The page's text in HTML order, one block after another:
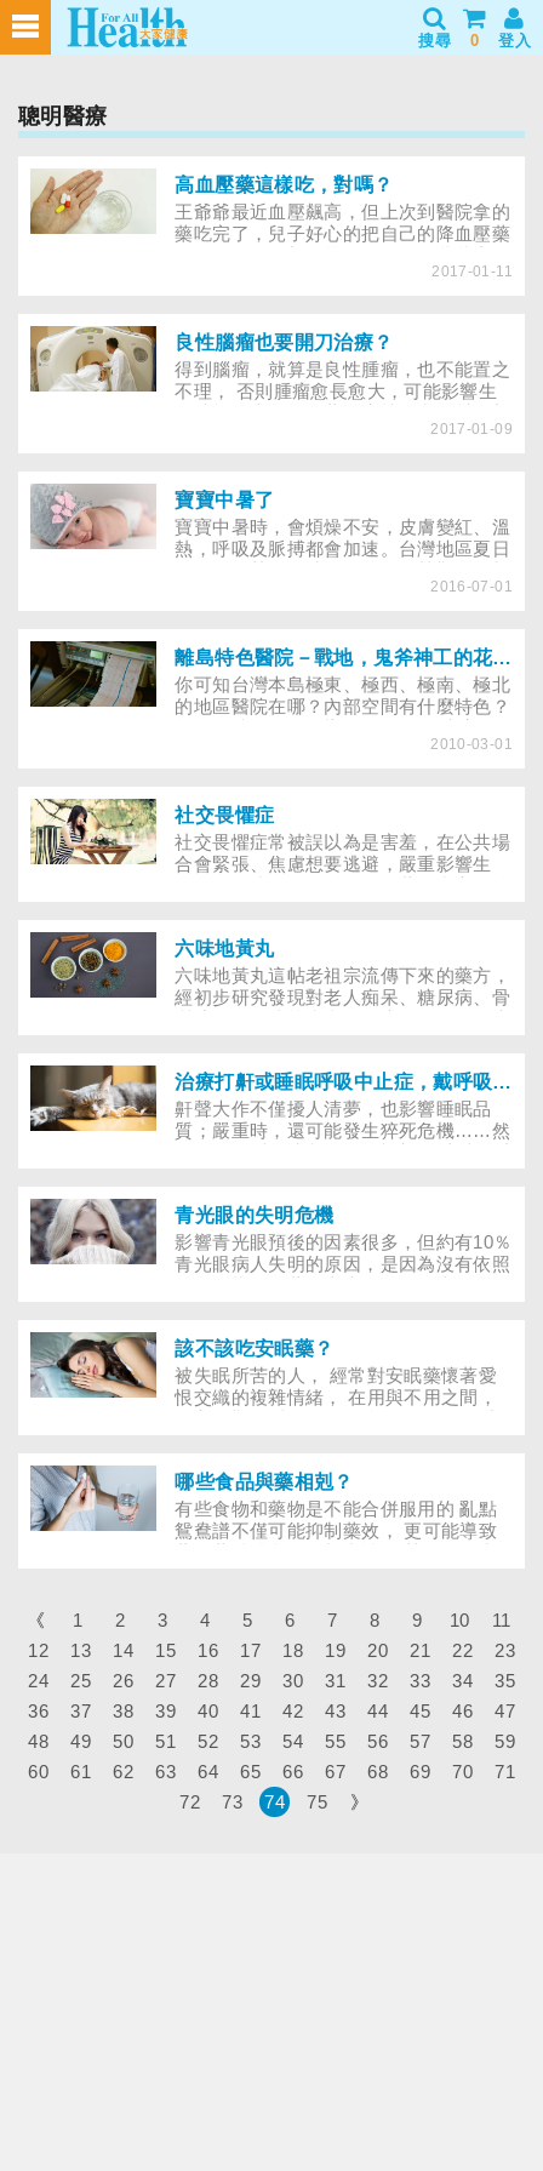
搜尋 0 登入
聰明醫療
高血壓藥這樣吃，對嗎？
王爺爺最近血壓飆高，但上次到醫院拿的
藥吃完了，兒子好心的把自己的降血壓藥
臟發炎被送急診……許多患者被診斷出高
餐時刻，就自我安慰既然有吃藥，飲食就
不用忌口，大魚大肉樣樣來，這些觀念是
否易讓病情起伏不定？此外，如果血壓測
量的數值不錯，是否能「呷好逗相報」，
把剩下的藥分給家人吃？關於高血壓常見
（以下簡稱林、張）來揭曉答案吧！
2017-01-11
良性腦瘤也要開刀治療？
得到腦瘤，就算是良性腫瘤，也不能置之
不理， 否則腫瘤愈長愈大，可能影響生
月異，即便得開刀，也能靠內視鏡和顯微
2017-01-09
寶寶中暑了
寶寶中暑時，會煩燥不安，皮膚變紅、溫
熱，呼吸及脈搏都會加速。台灣地區夏日
上海島型氣候溼度又高，許多身體虛弱的
境溫度過高，造成的體溫上升、過度排
汗，身體不適，就叫「中暑」，有時甚至
會導致意識不清、抽搐、昏迷等神經異常
現象。成人如果受到暑害，造成身體不
適，多半能自我警覺，選擇休息或就醫，
適，或自覺性的多喝水、休息，如果真的
中暑了，家長也無法立即得知，不懂為什
麼寶寶一直大哭大鬧。
2016-07-01
離島特色醫院－戰地，鬼斧神工的花崗石醫院
你可知台灣本島極東、極西、極南、極北
的地區醫院在哪？內部空間有什麼特色？
康》延伸走訪了台灣本島極東的蘇澳榮民
院，以及金門建造在花崗岩層內兼具醫療
與戰備考量的花崗石醫院。「在地化」的
發展策略，讓它們的空間規劃保有醫療演
進的足跡，也融入當地的景觀風貌，邀您
不已。然而，這份近在咫尺且短短50分鐘
的旅程，卻在十年後轉換工作的空檔，始
有機會成行。當飛機緩緩降落時，從空中
鳥瞰這片海水圍繞、綠意盎然的島嶼，心
2010-03-01
社交畏懼症
社交畏懼症常被誤以為是害羞，在公共場
合會緊張、焦慮想要逃避，嚴重影響生
討論。早上陽光普照、風和日麗好一個愉
快的工作天，沿途將車窗搖下，清風拂面
令人神清氣爽。才進醫院，急診室便傳來
緊急會診，一名高二的女生因為頭痛由母
來診視。
六味地黃丸
六味地黃丸這帖老祖宗流傳下來的藥方，
經初步研究發現對老人痴呆、糖尿病、骨
地黃丸為治療用藥。原本用於補腎的傳統
中藥「六味地黃丸」，近年來療效備受矚
目。根據中醫學者的研究發現，它不僅具
有延緩正常老化及治療早發性癡呆的效
在骨質疏鬆症及氣喘病童嘛ㄟ通，一時之
間，使得「六味地黃丸」更是聲名大噪，
甚至有人稱其為「國人的保健丸」。究竟
這帖位居中國十大名方之一的六味地黃
選購、服用呢？諸如此類的疑問，相信是
普羅大眾極想得知的解答。
治療打鼾或睡眠呼吸中止症，戴呼吸器、牙套和開刀，哪個效果好？
鼾聲大作不僅擾人清夢，也影響睡眠品
質；嚴重時，還可能發生猝死危機……然
清標因急性心衰竭住進台北榮民總醫院，
接受睡眠生理檢查後，經醫生會診後判
定，罹患了「重度阻塞型睡眠呼吸中止
症」。隨即開刀切開鼻腔、咽喉，割除組
青光眼的失明危機
影響青光眼預後的因素很多，但約有10％
青光眼病人失明的原因，是因為沒有依照
些共同的特徵，就是會引起解剖學上的異
常，即我們常聽到的「視神經萎縮或凹
陷」；更進一步也會引起功能上的異常，
就是我們熟知的「視野缺損或縮小」，而
續惡化，但對於已損害死亡的視神經纖
維，則無法再生。
該不該吃安眠藥？
被失眠所苦的人， 經常對安眠藥懷著愛
恨交織的複雜情緒， 在用與不用之間，
宇宙，談到安眠藥，他認為，是否該吃安
眠藥，或者許多病患已經在服用安眠藥，
使用安眠藥以後所遭遇到的問題，都是值
得關注的議題。
哪些食品與藥相剋？
有些食物和藥物是不能合併服用的 亂點
鴛鴦譜不僅可能抑制藥效， 更可能導致
或「吃藥時可以配茶嗎？」這是門診藥物
諮詢時，病患常問的問題，葡萄柚汁雖然
有益健康，可是拿來配藥吃，可就不妙
了。根據臨床藥物與治療學期刊1997年
的報導，葡萄柚汁與感冒藥
心律不整的不良反應，因而引起相當廣泛
的注意。
《 1 2 3 4 5 6 7 8 9 10
11
12
13 14 15 16 17 18 19 20 21 22
23
24
25 26 27 28 29 30 31 32 33 34
35
36
37 38 39 40 41 42 43 44 45 46
47
48
49 50 51 52 53 54 55 56 57 58
59
60
61 62 63 64 65 66 67 68 69 70
71
72
73 74 75 》